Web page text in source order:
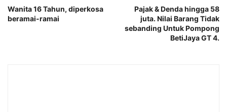
Wanita 16 Tahun, diperkosa
beramai-ramai
Pajak & Denda hingga 58
juta. Nilai Barang Tidak
sebanding Untuk Pompong
BetiJaya GT 4.